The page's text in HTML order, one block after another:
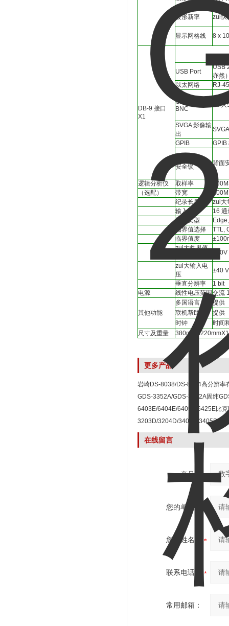
波形新率 zui快
显示网格线 8 x
DB-9 接口
X1
USB Port
USB
亦然
以太网络
RJ-
Go-NoGo
BNC
zui
SVGA 影像输
出
GPIB
GPIB
Kensington
安全锁
背面
逻辑分析仪 取样率
（选配）
带宽
纪录长度
zui大
输入通道
16
触发类型
临界值选择
TTL,
临界值度
zui大临界值
±10V
zui大输入电
压
±40 V
垂直分辨率
1 bit
电源
线性电压范围交流
其他功能
多国语言
提供
联机帮助
提供
时钟
时间
尺寸及重量
更多产品
岩崎DS-8038/DS-8034高分辨率
GDS-3352A/GDS-3652A固纬
存储示波器
6403E/6404E/6405E/6425E比
6000E存储器示波器
3203D/3204D/3404D/
混合信号示波器
在线留言
产品：
您的单位：
您的姓名：
联系电话：
常用邮箱：